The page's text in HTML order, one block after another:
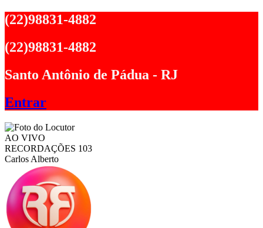
Ir
para
conteúdo
(22)98831-4882
(22)98831-4882
Santo Antônio de Pádua - RJ
Entrar
AO VIVO
RECORDAÇÕES 103
Carlos Alberto